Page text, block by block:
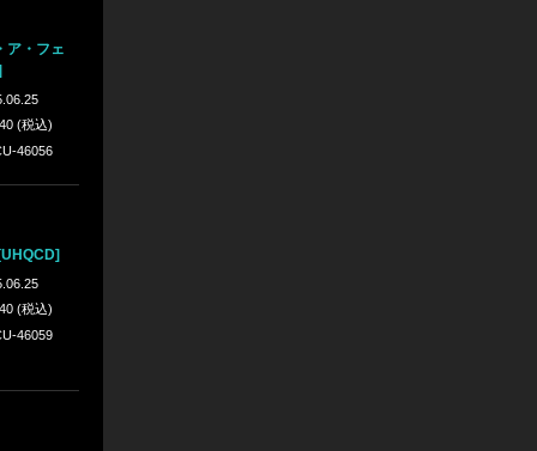
ア・フェ
(税込)
46056
(税込)
46059